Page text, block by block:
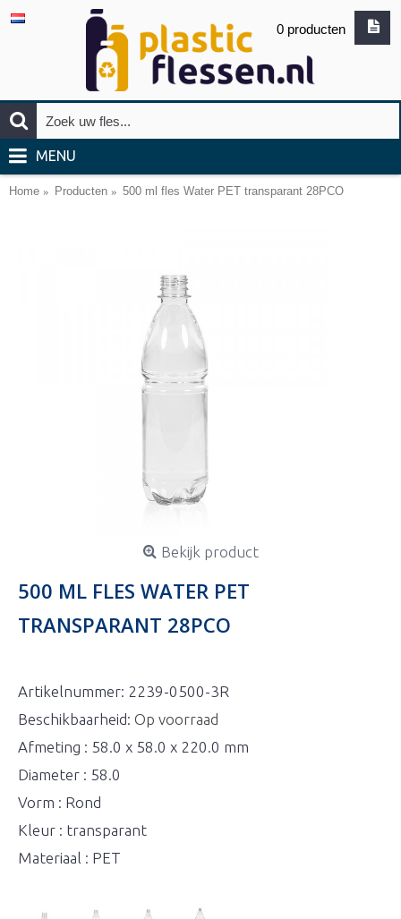
0 producten
MENU
Home Producten 500 ml fles Water PET transparant 28PCO
Bekijk product
500 ML FLES WATER PET
TRANSPARANT 28PCO
Artikelnummer: 2239-0500-3R
Beschikbaarheid: Op voorraad
Afmeting : 58.0 x 58.0 x 220.0 mm
Diameter : 58.0
Vorm : Rond
Kleur : transparant
Materiaal : PET